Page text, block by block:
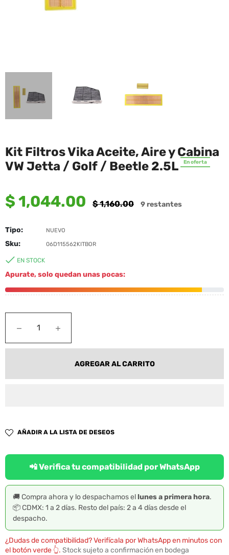
Kit Filtros Vika Aceite, Aire y Cabina
VW Jetta / Golf / Beetle 2.5L
En oferta
$ 1,044.00
Precio
$ 1,160.00 9 restantes
Tipo: NUEVO
Sku: 06D115562KITBOR
EN STOCK
Apurate, solo quedan unas pocas:
− +
AGREGAR AL CARRITO
AÑADIR A LA LISTA DE DESEOS
📲 Verifica tu compatibilidad por WhatsApp
🚚 Compra ahora y lo despachamos ellunes a primera hora.
📦 CDMX: 1 a 2 días. Resto del país: 2 a 4 días desde el
despacho.
¿Dudas de compatibilidad? Verifícala por WhatsApp en minutos con
el botón verde 👆. Stock sujeto a confirmación en bodega